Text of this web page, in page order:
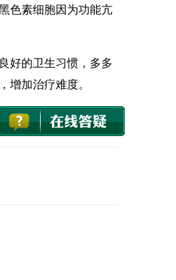
色素细胞因为功能亢
好的卫生习惯，多多
增加治疗难度。